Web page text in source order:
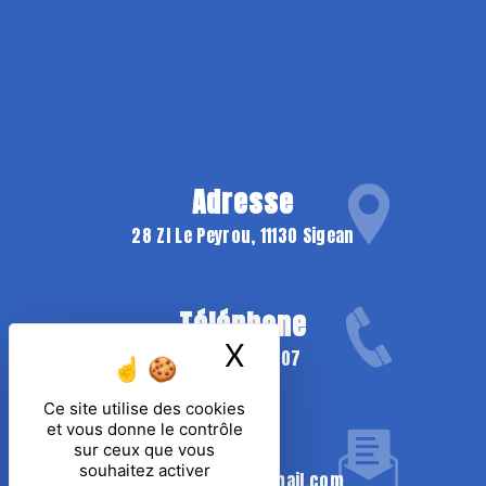
Ce site utilise des cookies
et vous donne le contrôle
sur ceux que vous
souhaitez activer
X Masquer le
Adresse
28 ZI Le Peyrou, 11130 Sigean
Téléphone
06 16 22 84 07
Email
dom.tech.alu@gmail.com